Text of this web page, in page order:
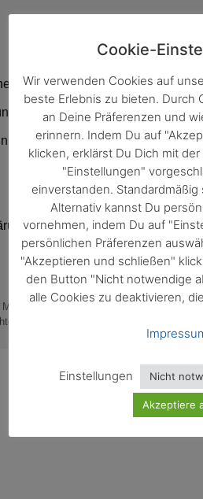
und Medien GmbH
vorbehalten.
Cookie-
Wir verwenden Cookies auf
beste Erlebnis zu bieten. Durch
an Deine Präferenzen und
erinnern. Indem Du auf
klicken, erklärst Du Dich mit
"Einstellungen"
einverstanden.
Alternativ kannst Du
vornehmen, indem Du auf
persönlichen Präferenzen
"Akzeptieren und schließen"
den Button "Nicht notwendige
alle Cookies zu deaktivieren,
Einstellungen Nicht
Akzeptiere